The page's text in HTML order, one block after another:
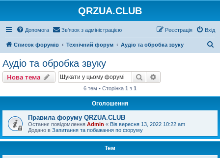
QRZUA.CLUB
Допомога Зв'язок з адміністрацією Вхід
Реєстрація
Список форумів Технічний форум Аудіо та обробка звуку
Аудіо та обробка звуку
Нова тема Пошук
6 тем • Сторінка 1 з 1
Оголошення
Правила форуму QRZUA.CLUB
Останнє повідомлення Admin « Вів вересня 13, 2022 10:22 am
Додано в Запитання та побажання по форуму
Тем